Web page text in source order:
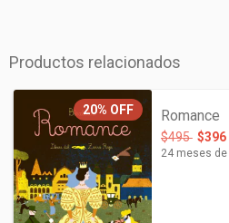
Productos relacionados
20% OFF Romance
$495 $396
24meses de